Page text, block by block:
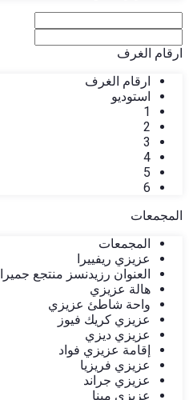
ارقام الغرف
ارقام الغرف
استوديو
1
2
3
4
5
6
المجمعات
المجمعات
عزيزي ريفييرا
العنوان رزيدنسز منتجع جميرا
هالة عزيزي
واحة شاطئ عزيزي
عزيزي كريك فيوز
عزيزي ديزي
إقامة عزيزي فواد
عزيزي فريزيا
عزيزي جراند
عزيزي مينا